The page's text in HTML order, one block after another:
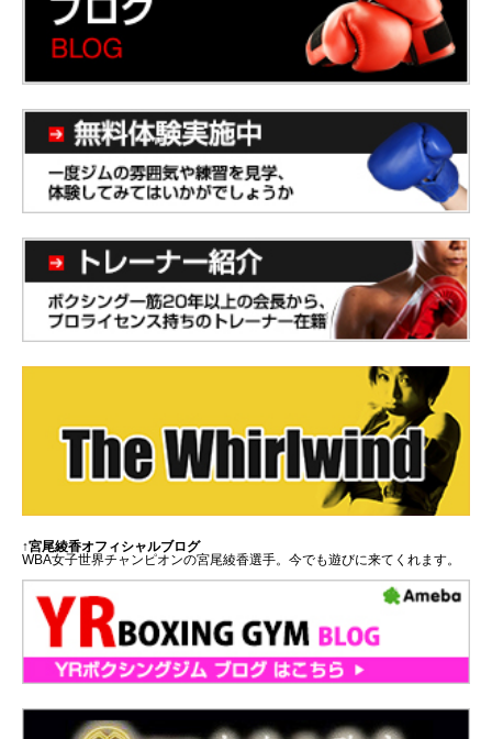
↑宮尾綾香オフィシャルブログ
WBA女子世界チャンピオンの宮尾綾香選手。今でも遊びに来てくれます。